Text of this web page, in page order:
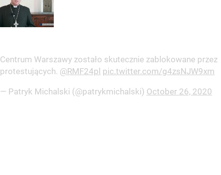
Centrum Warszawy zostało skutecznie zablokowane przez
protestujących. @RMF24pl pic.twitter.com/g4zsNJW9xm
— Patryk Michalski (@patrykmichalski) October 26, 2020